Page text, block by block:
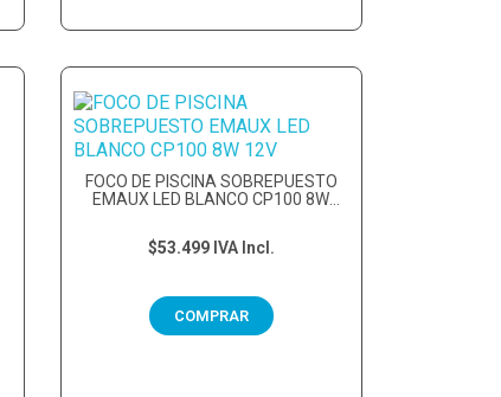
FOCO DE PISCINA SOBREPUESTO
EMAUX LED BLANCO CP100 8W
$53.499 IVA Incl.
COMPRAR